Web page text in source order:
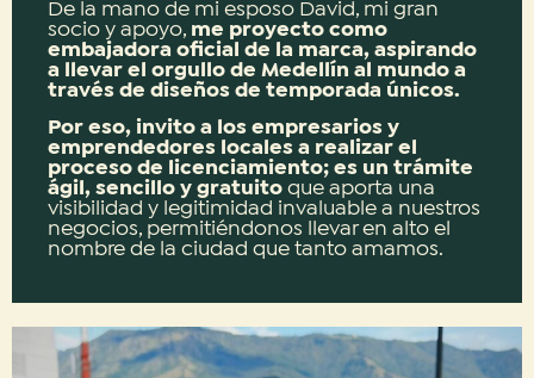
De la mano de mi esposo David, mi gran
socio y apoyo, me proyecto como
embajadora oficial de la marca, aspirando
a llevar el orgullo de Medellín al mundo a
través de diseños de temporada únicos.
Por eso, invito a los empresarios y
emprendedores locales a realizar el
proceso de licenciamiento; es un trámite
ágil, sencillo y gratuito que aporta una
visibilidad y legitimidad invaluable a nuestros
negocios, permitiéndonos llevar en alto el
nombre de la ciudad que tanto amamos.